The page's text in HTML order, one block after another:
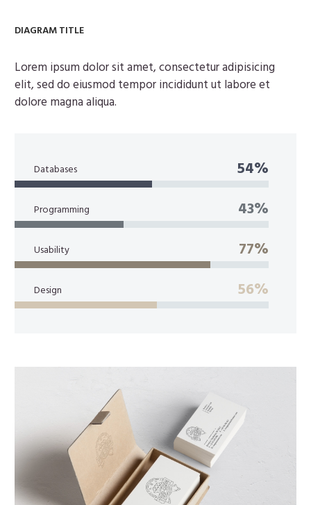
DIAGRAM TITLE
Lorem ipsum dolor sit amet, consectetur adipisicing
elit, sed do eiusmod tempor incididunt ut labore et
dolore magna aliqua.
Databases 54%
Programming 43%
Usability 77%
Design 56%